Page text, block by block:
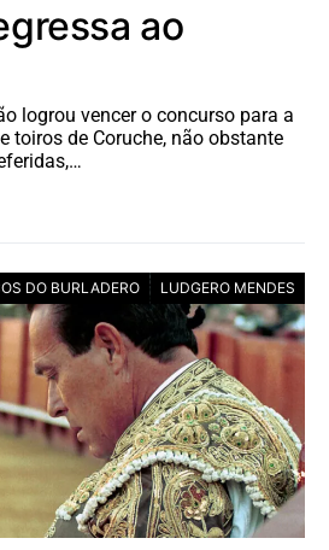
ao
logrou vencer o concurso para a
toiros de Coruche, não obstante
DO BURLADERO LUDGERO MENDES